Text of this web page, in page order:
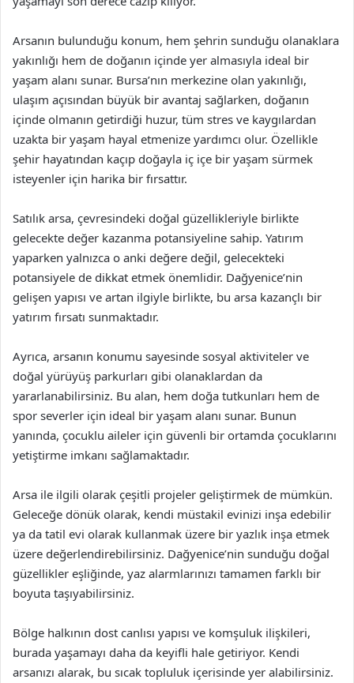
Arsanın bulunduğu konum, hem şehrin sunduğu olanaklara
yakınlığı hem de doğanın içinde yer almasıyla ideal bir
yaşam alanı sunar. Bursa’nın merkezine olan yakınlığı,
ulaşım açısından büyük bir avantaj sağlarken, doğanın
içinde olmanın getirdiği huzur, tüm stres ve kaygılardan
uzakta bir yaşam hayal etmenize yardımcı olur. Özellikle
şehir hayatından kaçıp doğayla iç içe bir yaşam sürmek
isteyenler için harika bir fırsattır.
Satılık arsa, çevresindeki doğal güzellikleriyle birlikte
gelecekte değer kazanma potansiyeline sahip. Yatırım
yaparken yalnızca o anki değere değil, gelecekteki
potansiyele de dikkat etmek önemlidir. Dağyenice’nin
gelişen yapısı ve artan ilgiyle birlikte, bu arsa kazançlı bir
yatırım fırsatı sunmaktadır.
Ayrıca, arsanın konumu sayesinde sosyal aktiviteler ve
doğal yürüyüş parkurları gibi olanaklardan da
yararlanabilirsiniz. Bu alan, hem doğa tutkunları hem de
spor severler için ideal bir yaşam alanı sunar. Bunun
yanında, çocuklu aileler için güvenli bir ortamda çocuklarını
yetiştirme imkanı sağlamaktadır.
Arsa ile ilgili olarak çeşitli projeler geliştirmek de mümkün.
Geleceğe dönük olarak, kendi müstakil evinizi inşa edebilir
ya da tatil evi olarak kullanmak üzere bir yazlık inşa etmek
üzere değerlendirebilirsiniz. Dağyenice’nin sunduğu doğal
güzellikler eşliğinde, yaz alarmlarınızı tamamen farklı bir
boyuta taşıyabilirsiniz.
Bölge halkının dost canlısı yapısı ve komşuluk ilişkileri,
burada yaşamayı daha da keyifli hale getiriyor. Kendi
arsanızı alarak, bu sıcak topluluk içerisinde yer alabilirsiniz.